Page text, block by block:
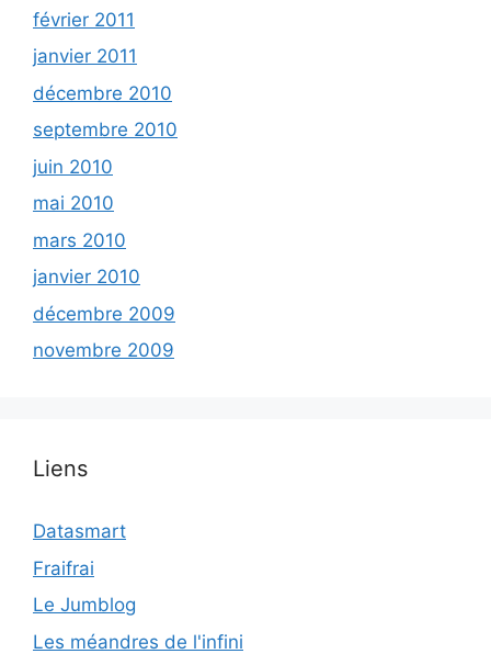
février 2011
janvier 2011
décembre 2010
septembre 2010
juin 2010
mai 2010
mars 2010
janvier 2010
décembre 2009
novembre 2009
Liens
Datasmart
Fraifrai
Le Jumblog
Les méandres de l'infini